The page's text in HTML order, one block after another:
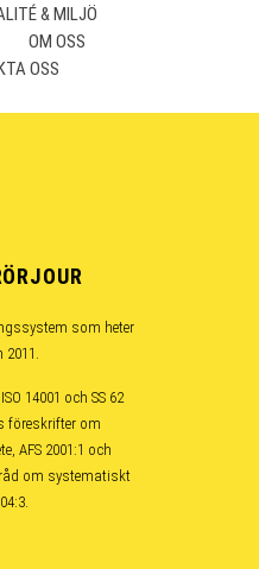
& MILJÖ
OM OSS
OSS
som heter
14001 och SS 62
föreskrifter om
AFS 2001:1 och
om systematiskt